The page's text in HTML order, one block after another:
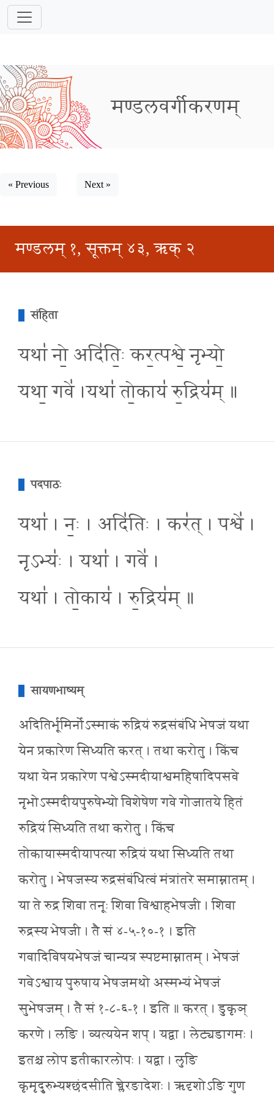
मण्डलवर्गीकरणम्
« Previous Next »
मण्डलम् १, सूक्तम् ४३, ऋक् २
संहिता
यथा॑ नो॒ अदि॑ति॒ः कर॒त्पश्वे॒ नृभ्यो॒
यथा॒ गवे॑ ।यथा॑ तो॒काय॑ रु॒द्रिय॑म् ॥
पदपाठः
यथा॑ । नः॒ । अदि॑तिः । कर॑त् । पश्वे॑ ।
नृऽभ्यः॑ । यथा॑ । गवे॑ ।
यथा॑ । तो॒काय॑ । रु॒द्रिय॑म् ॥
सायणभाष्यम्
अदितिर्भूमिर्नोऽस्माकं रुद्रियं रुद्रसंबंधि भेषजं यथा
येन प्रकारेण सिध्यति करत् । तथा करोतु । किंच
यथा येन प्रकारेण पश्वेऽस्मदीयाश्वमहिषादिपसवे
नृभोऽस्मदीयपुरुषेभ्यो विशेषेण गवे गोजातये हितं
रुद्रियं सिध्यति तथा करोतु । किंच
तोकायास्मदीयापत्या रुद्रियं यथा सिध्यति तथा
करोतु । भेषजस्य रुद्रसंबंधित्वं मंत्रांतरे समाम्नातम् ।
या ते रुद्र शिवा तनूः शिवा विश्वाहभेषजी । शिवा
रुद्रस्य भेषजी । तै सं ४-५-१०-१ । इति
गवादिविषयभेषजं चान्यत्र स्पष्टमाम्नातम् । भेषजं
गवेऽश्वाय पुरुषाय भेषजमथो अस्मभ्यं भेषजं
सुभेषजम् । तै सं १-८-६-१ । इति ॥ करत् । डुकृञ्
करणे । लङि । व्यत्ययेन शप् । यद्वा । लेट्यडागमः ।
इतश्च लोप इतीकारलोपः । यद्वा । लुङि
कृमृदुृरुभ्यश्छंदसीति च्लेरङादेशः । ऋदृशोऽङि गुण